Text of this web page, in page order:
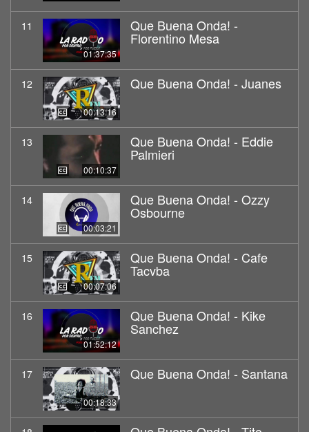
11
01:37:35
Que Buena Onda! -
Florentino Mesa
12
00:13:16
Que Buena Onda! - Juanes
13
00:10:37
Que Buena Onda! - Eddie
Palmieri
14
00:03:21
Que Buena Onda! - Ozzy
Osbourne
15
00:07:06
Que Buena Onda! - Cafe
Tacvba
16
01:52:12
Que Buena Onda! - Kike
Sanchez
17
00:18:33
Que Buena Onda! - Santana